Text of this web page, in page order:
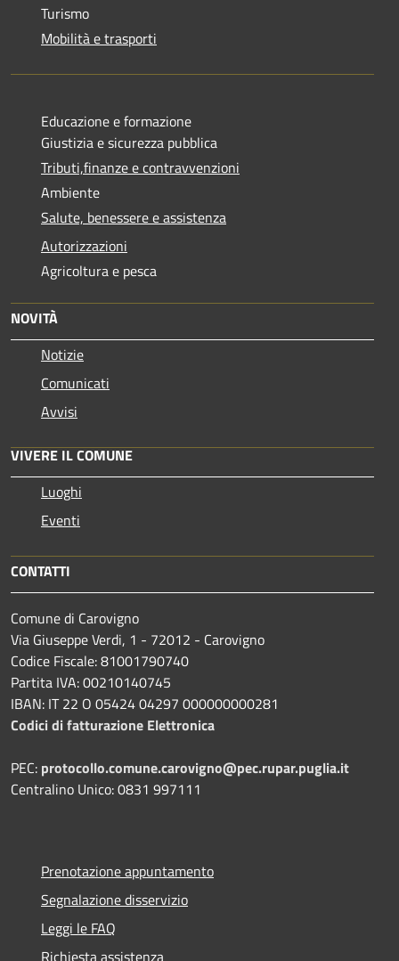
Turismo
Mobilità e trasporti
Educazione e formazione
Giustizia e sicurezza pubblica
Tributi,finanze e contravvenzioni
Ambiente
Salute, benessere e assistenza
Autorizzazioni
Agricoltura e pesca
NOVITÀ
Notizie
Comunicati
Avvisi
VIVERE IL COMUNE
Luoghi
Eventi
CONTATTI
Comune di Carovigno
Via Giuseppe Verdi, 1 - 72012 - Carovigno
Codice Fiscale: 81001790740
Partita IVA: 00210140745
IBAN: IT 22 O 05424 04297 000000000281
Codici di fatturazione Elettronica
PEC: protocollo.comune.carovigno@pec.rupar.puglia.it
Centralino Unico: 0831 997111
Prenotazione appuntamento
Segnalazione disservizio
Leggi le FAQ
Richiesta assistenza